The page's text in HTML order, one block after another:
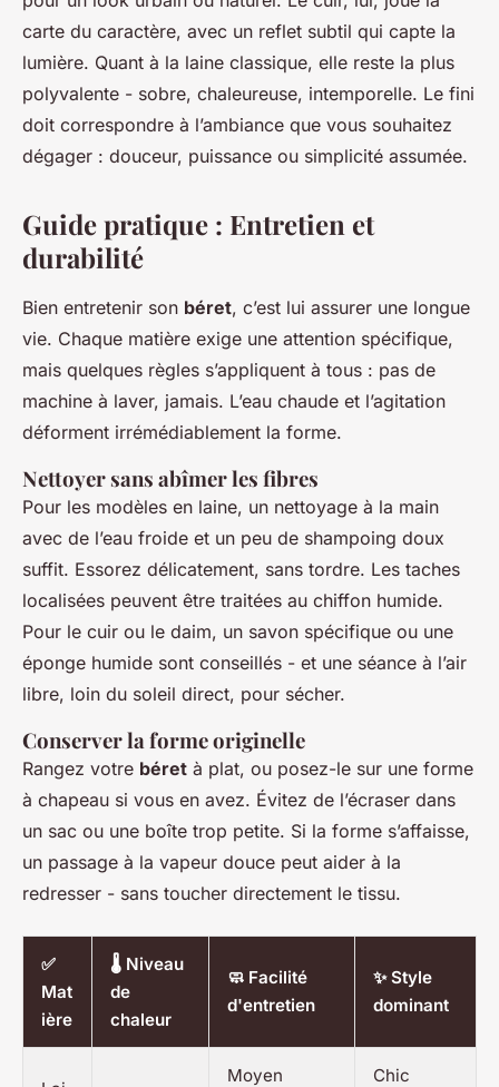
carte du caractère, avec un reflet subtil qui capte la
lumière. Quant à la laine classique, elle reste la plus
polyvalente - sobre, chaleureuse, intemporelle. Le fini
doit correspondre à l’ambiance que vous souhaitez
dégager : douceur, puissance ou simplicité assumée.
Guide pratique : Entretien et
durabilité
Bien entretenir son béret, c’est lui assurer une longue
vie. Chaque matière exige une attention spécifique,
mais quelques règles s’appliquent à tous : pas de
machine à laver, jamais. L’eau chaude et l’agitation
déforment irrémédiablement la forme.
Nettoyer sans abîmer les fibres
Pour les modèles en laine, un nettoyage à la main
avec de l’eau froide et un peu de shampoing doux
suffit. Essorez délicatement, sans tordre. Les taches
localisées peuvent être traitées au chiffon humide.
Pour le cuir ou le daim, un savon spécifique ou une
éponge humide sont conseillés - et une séance à l’air
libre, loin du soleil direct, pour sécher.
Conserver la forme originelle
Rangez votre béret à plat, ou posez-le sur une forme
à chapeau si vous en avez. Évitez de l’écraser dans
un sac ou une boîte trop petite. Si la forme s’affaisse,
un passage à la vapeur douce peut aider à la
redresser - sans toucher directement le tissu.
✅
Mat
ière
🌡️ Niveau
de
chaleur
🧼 Facilité
d'entretien
✨ Style
dominant
Moyen Chic